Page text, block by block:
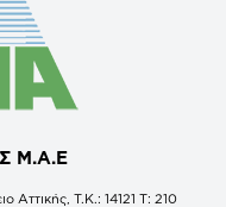
Μ.Α.Ε
Αττικής, Τ.Κ.: 14121 Τ: 210